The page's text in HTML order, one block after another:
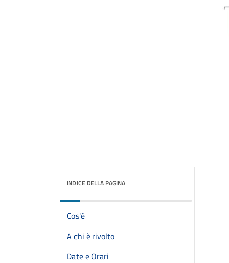
INDICE DELLA PAGINA
Cos'è
A chi è rivolto
Date e Orari